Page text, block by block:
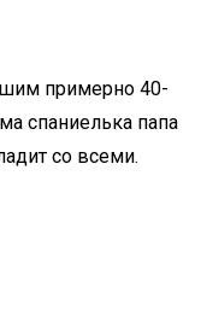
примерно 40-
спаниелька папа
со всеми.